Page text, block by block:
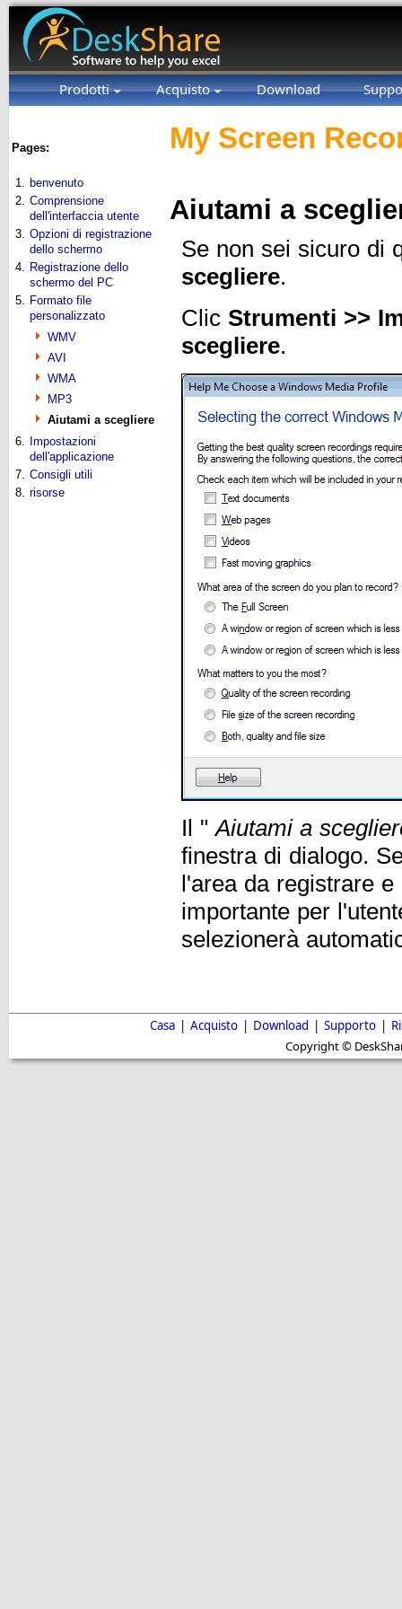
Prodotti Acquisto Download
Pages:
1. benvenuto
2. Comprensione
dell'interfaccia utente
3. Opzioni di registrazione
dello schermo
4. Registrazione dello
schermo del PC
5. Formato file
personalizzato
WMV
AVI
WMA
MP3
Aiutami a scegliere
6.
Impostazioni
dell'applicazione
7. Consigli utili
8. risorse
My Screen
Aiutami a
Se non sei sicuro di
scegliere.
Clic Strumenti >>
scegliere.
Il "Aiutami a
finestra di dialogo.
l'area da registrare
importante per
selezionerà
Casa | Acquisto | Download | Supporto |
Copyright ©